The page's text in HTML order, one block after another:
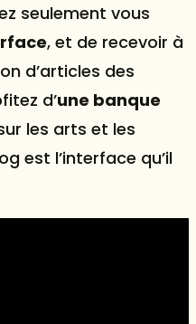
seulement vous
, et de recevoir à
d’articles des
d’une banque
les arts et les
est l’interface qu’il